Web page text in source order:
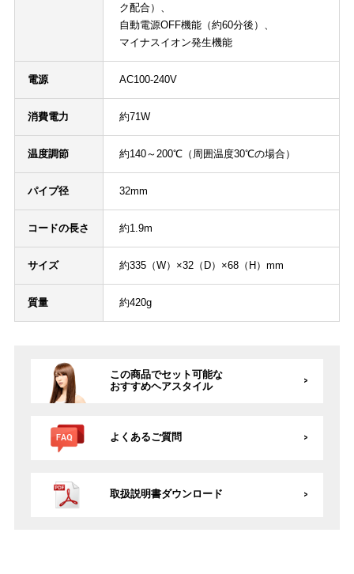
ク配合）、
自動電源OFF機能（約60分後）、
マイナスイオン発生機能
電源 AC100-240V
消費電力 約71W
温度調節 約140～200℃（周囲温度30℃の場合）
パイプ径 32mm
コードの長さ 約1.9m
サイズ 約335（W）×32（D）×68（H）mm
質量 約420g
この商品でセット可能な
おすすめヘアスタイル
よくあるご質問
取扱説明書ダウンロード